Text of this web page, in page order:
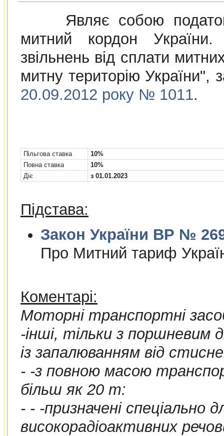
Являє собою податок
митний кордон
звiльнень вiд сплати
митну територiю України",
20.09.2012 року № 1011.
Пільгова ставка
10%
Повна ставка
10%
Діє
з 01.01.2023
Підстава:
Закон України ВР №
Про Митний тариф
Коментарі:
Моторнi транспортнi
-iншi, тiльки з поршневим двигуном
- -з повною масою транспортного
бiльш як 20 т:
- - -призначенi спецiально для